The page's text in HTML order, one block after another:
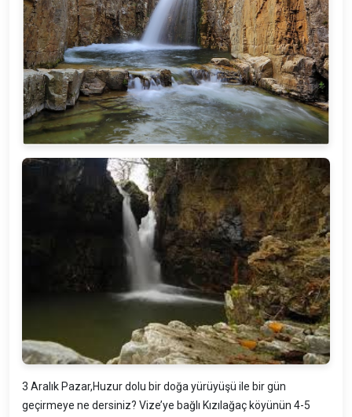
3 Aralık Pazar,Huzur dolu bir doğa yürüyüşü ile bir gün
geçirmeye ne dersiniz? Vize’ye bağlı Kızılağaç köyünün 4-5